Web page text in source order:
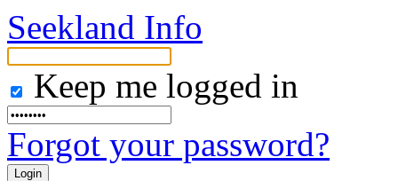
Seekland Info
Keep me logged in
Forgot your password?